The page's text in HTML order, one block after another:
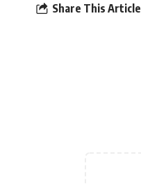
Share This Article